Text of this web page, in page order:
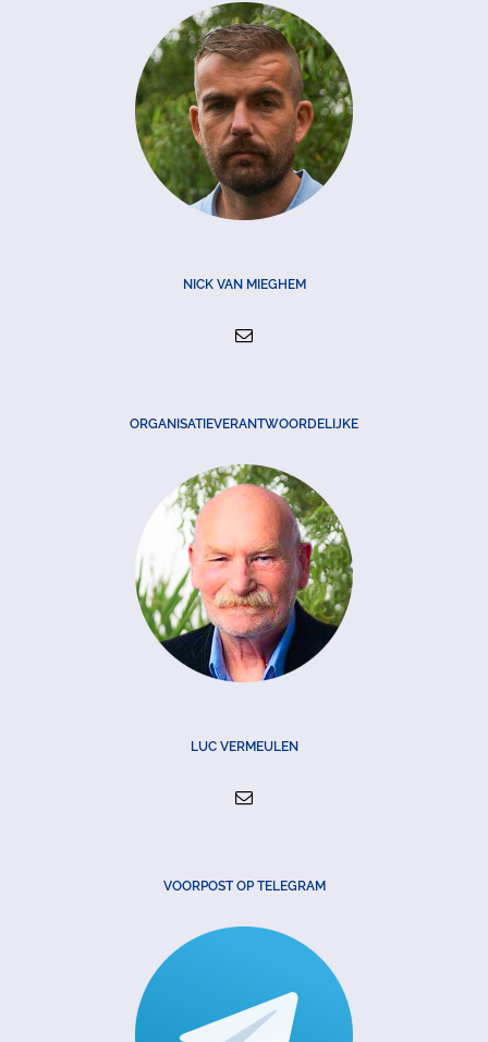
NICK VAN MIEGHEM
ORGANISATIEVERANTWOORDELIJKE
LUC VERMEULEN
VOORPOST OP TELEGRAM